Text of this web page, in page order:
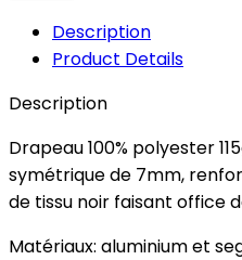
Description
Product Details
Description
Drapeau 100% polyester
symétrique de 7mm,
de tissu noir faisant office
Matériaux: aluminium et